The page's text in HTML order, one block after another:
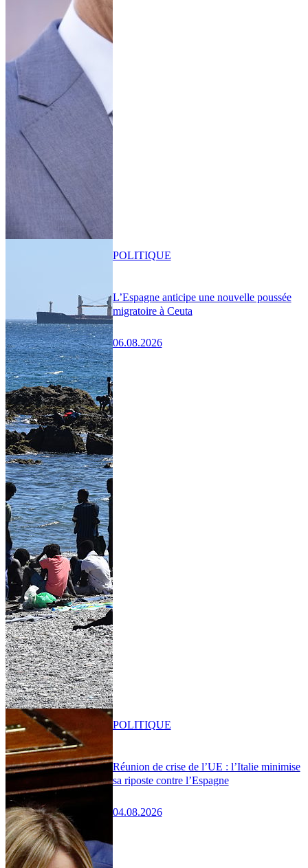
L’Espagne anticipe une nouvelle poussée
migratoire à Ceuta
06.08.2026
POLITIQUE
Réunion de crise de l’UE : l’Italie minimise
sa riposte contre l’Espagne
04.08.2026
POLITIQUE